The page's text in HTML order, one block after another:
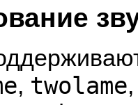
, twolame